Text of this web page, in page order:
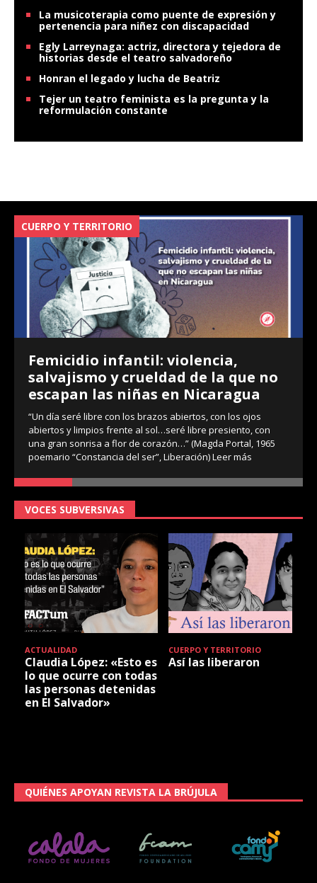
La musicoterapia como puente de expresión y
pertenencia para niñez con discapacidad
Egly Larreynaga: actriz, directora y tejedora de
historias desde el teatro salvadoreño
Honran el legado y lucha de Beatriz
Tejer un teatro feminista es la pregunta y la
reformulación constante
CUERPO Y TERRITORIO
Femicidio infantil: violencia,
salvajismo y crueldad de la que no
escapan las niñas en Nicaragua
“Un día seré libre con los brazos abiertos, con los ojos
abiertos y limpios frente al sol…seré libre presiento, con
una gran sonrisa a flor de corazón…” (Magda Portal, 1965
poemario “Constancia del ser”, Liberación)Leer más
VOCES SUBVERSIVAS
ACTUALIDAD
Claudia López: «Esto es
lo que ocurre con todas
las personas detenidas
en El Salvador»
CUERPO Y TERRITORIO
Así las liberaron
QUIÉNES APOYAN REVISTA LA BRÚJULA